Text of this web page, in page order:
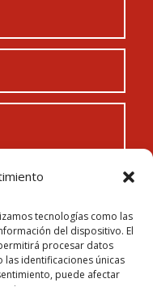
tecnologías como las
del dispositivo. El
procesar datos
identificaciones únicas
puede afectar
DE PRIVACIDAD